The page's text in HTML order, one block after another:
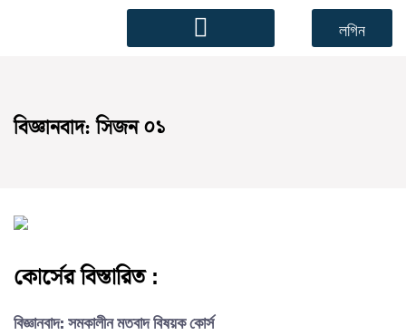
লগিন
বিজ্ঞানবাদ: সিজন ০১
কোর্সের বিস্তারিত :
বিজ্ঞানবাদ: সমকালীন মতবাদ বিষয়ক কোর্স